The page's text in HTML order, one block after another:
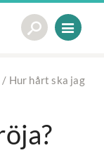
/ Hur hårt ska jag